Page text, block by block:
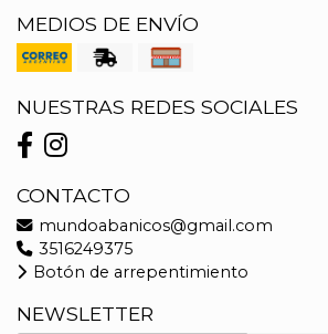
MEDIOS DE ENVÍO
NUESTRAS REDES SOCIALES
CONTACTO
mundoabanicos@gmail.com
3516249375
Botón de arrepentimiento
NEWSLETTER